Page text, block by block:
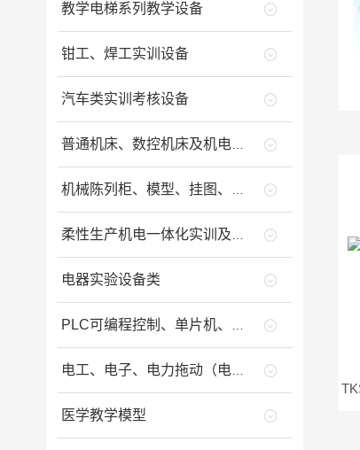
教学电梯系列教学设备
钳工、焊工实训设备
汽车类实训考核设备
普通机床、数控机床及机电一体化设备类
电器实验设备类
电工、电子、电力拖动（电气控制）类
医学教学模型